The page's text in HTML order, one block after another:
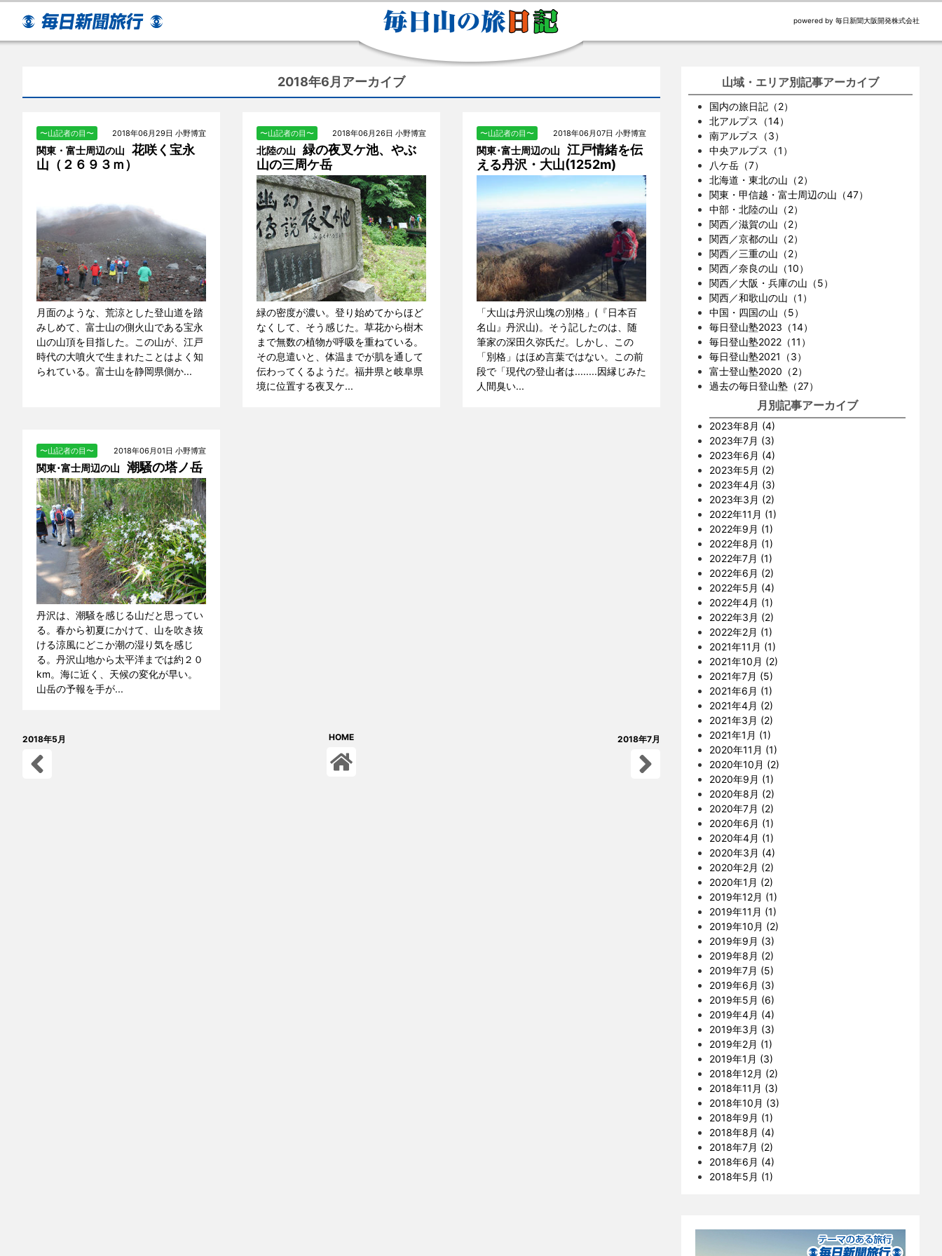
powered by 毎日新聞大阪開発株式会社
2018年6月アーカイブ
〜山記者の目〜 2018年06月29日 小野博宜
関東・富士周辺の山
花咲く宝永
山（２６９３ｍ）
月面のような、荒涼とした登山道を踏
みしめて、富士山の側火山である宝永
山の山頂を目指した。この山が、江戸
時代の大噴火で生まれたことはよく知
られている。富士山を静岡県側か...
〜山記者の目〜 2018年06月26日 小野博宣
北陸の山
緑の夜叉ケ池、やぶ
山の三周ケ岳
緑の密度が濃い。登り始めてからほど
なくして、そう感じた。草花から樹木
まで無数の植物が呼吸を重ねている。
その息遣いと、体温までが肌を通して
伝わってくるようだ。福井県と岐阜県
境に位置する夜叉ケ...
〜山記者の目〜 2018年06月07日 小野博宣
関東･富士周辺の山
江戸情緒を伝
える丹沢・大山(1252m)
「大山は丹沢山塊の別格」(『日本百
名山』丹沢山)。そう記したのは、随
筆家の深田久弥氏だ。しかし、この
「別格」はほめ言葉ではない。この前
段で「現代の登山者は........因縁じみた
人間臭い...
〜山記者の目〜 2018年06月01日 小野博宣
関東･富士周辺の山 潮騒の塔ノ岳
丹沢は、潮騒を感じる山だと思ってい
る。春から初夏にかけて、山を吹き抜
ける涼風にどこか潮の湿り気を感じ
る。丹沢山地から太平洋までは約２０
km。海に近く、天候の変化が早い。
山岳の予報を手が...
2018年5月 HOME 2018年7月
山域・エリア別記事アーカイブ
国内の旅日記（2）
北アルプス（14）
南アルプス（3）
中央アルプス（1）
八ケ岳（7）
北海道・東北の山（2）
関東・甲信越・富士周辺の山（47）
中部・北陸の山（2）
関西／滋賀の山（2）
関西／京都の山（2）
関西／三重の山（2）
関西／奈良の山（10）
関西／大阪・兵庫の山（5）
関西／和歌山の山（1）
中国・四国の山（5）
毎日登山塾2023（14）
毎日登山塾2022（11）
毎日登山塾2021（3）
富士登山塾2020（2）
過去の毎日登山塾（27）
月別記事アーカイブ
2023年8月 (4)
2023年7月 (3)
2023年6月 (4)
2023年5月 (2)
2023年4月 (3)
2023年3月 (2)
2022年11月 (1)
2022年9月 (1)
2022年8月 (1)
2022年7月 (1)
2022年6月 (2)
2022年5月 (4)
2022年4月 (1)
2022年3月 (2)
2022年2月 (1)
2021年11月 (1)
2021年10月 (2)
2021年7月 (5)
2021年6月 (1)
2021年4月 (2)
2021年3月 (2)
2021年1月 (1)
2020年11月 (1)
2020年10月 (2)
2020年9月 (1)
2020年8月 (2)
2020年7月 (2)
2020年6月 (1)
2020年4月 (1)
2020年3月 (4)
2020年2月 (2)
2020年1月 (2)
2019年12月 (1)
2019年11月 (1)
2019年10月 (2)
2019年9月 (3)
2019年8月 (2)
2019年7月 (5)
2019年6月 (3)
2019年5月 (6)
2019年4月 (4)
2019年3月 (3)
2019年2月 (1)
2019年1月 (3)
2018年12月 (2)
2018年11月 (3)
2018年10月 (3)
2018年9月 (1)
2018年8月 (4)
2018年7月 (2)
2018年6月 (4)
2018年5月 (1)